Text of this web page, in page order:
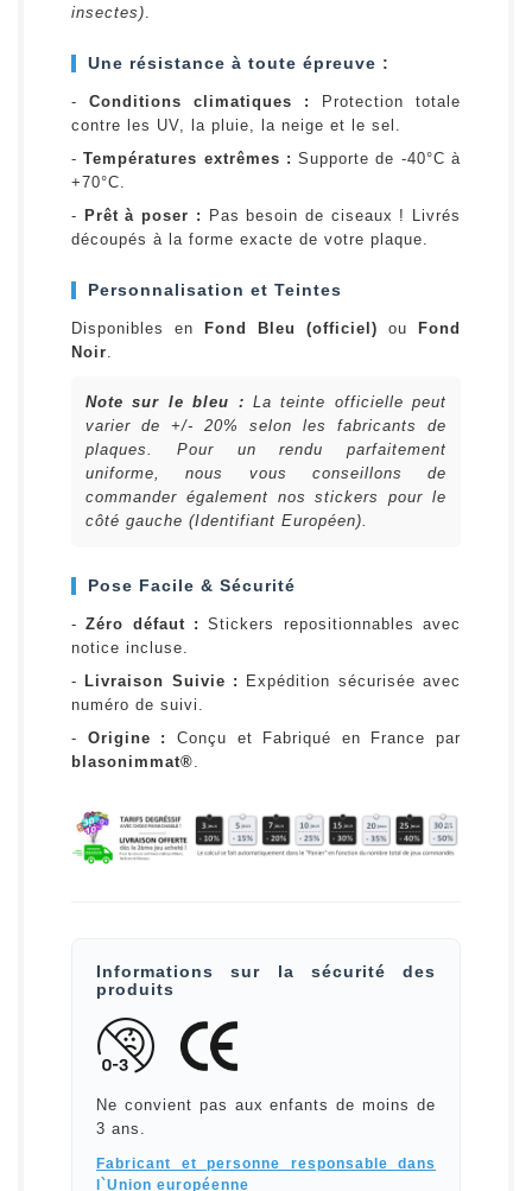
insectes).
Une résistance à toute épreuve :
- Conditions climatiques :
Protection totale
contre les UV, la pluie, la neige et le sel.
-Températures extrêmes : Supporte de -40°C à
+70°C.
- Prêt à poser :
Pas besoin de ciseaux ! Livrés
découpés à la forme exacte de votre plaque.
Personnalisation et Teintes
Disponibles en Fond Bleu (officiel) ou
Fond
Noir.
Note sur le bleu : La teinte officielle peut
varier de +/- 20% selon les fabricants de
plaques. Pour un rendu parfaitement
uniforme, nous vous conseillons de
commander également nos stickers pour le
côté gauche (Identifiant Européen).
Pose Facile & Sécurité
-Zéro défaut : Stickers repositionnables avec
notice incluse.
- Livraison Suivie :
Expédition sécurisée avec
numéro de suivi.
- Origine :
Conçu et Fabriqué en France par
blasonimmat®.
Informations sur la sécurité des
produits
Ne convient pas aux enfants de moins de
3 ans.
Fabricant et personne responsable dans
l`Union européenne